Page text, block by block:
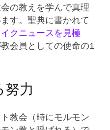
の教えを学んで真理
す。聖典に書かれて
クニュースを見極
会員としての使命の1
努力
教会（時にモルモン